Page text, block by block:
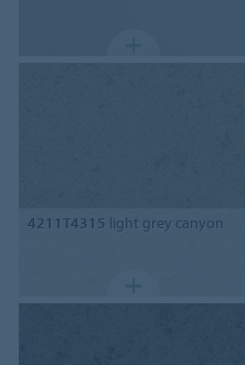
4211T4315 light grey canyon